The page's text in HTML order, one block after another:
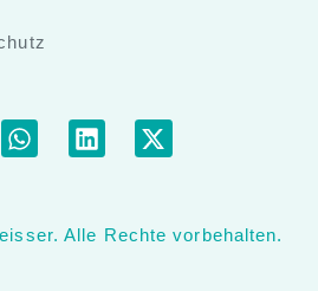
Alle Rechte vorbehalten.